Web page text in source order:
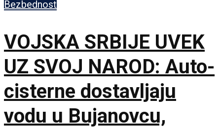
Bezbednost
VOJSKA SRBIJE UVEK
UZ SVOJ NAROD: Auto-
cisterne dostavljaju
vodu u Bujanovcu,